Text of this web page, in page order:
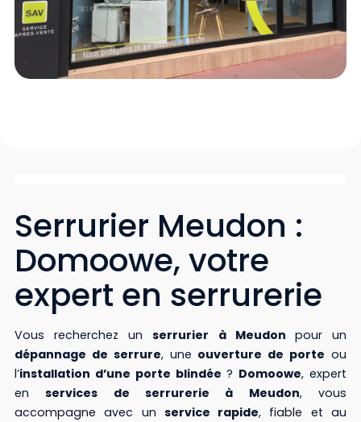
Serrurier Meudon :
Domoowe, votre
expert en serrurerie
Vous recherchez unserrurier à Meudon pour un
dépannage de serrure, une ouverture de porte ou
l’installation d’une porte blindée ? Domoowe, expert
enservices de serrurerie à Meudon, vous
accompagne avec un service rapide, fiable et au